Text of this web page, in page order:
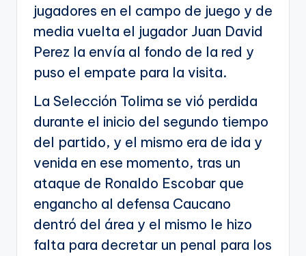
jugadores en el campo de juego y de
media vuelta el jugador Juan David
Perez la envía al fondo de la red y
puso el empate para la visita.
La Selección Tolima se vió perdida
durante el inicio del segundo tiempo
del partido, y el mismo era de ida y
venida en ese momento, tras un
ataque de Ronaldo Escobar que
engancho al defensa Caucano
dentró del área y el mismo le hizo
falta para decretar un penal para los